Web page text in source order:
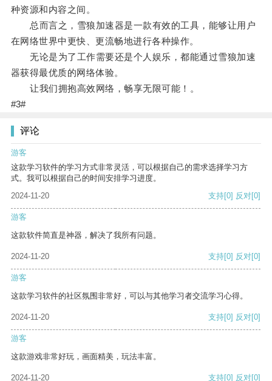
种资源和内容之间。
总而言之，雪狼加速器是一款有效的工具，能够让用户
在网络世界中更快、更流畅地进行各种操作。
无论是为了工作需要还是个人娱乐，都能通过雪狼加速
器获得最优质的网络体验。
让我们拥抱高效网络，畅享无限可能！。
#3#
评论
游客
这款学习软件的学习方式非常灵活，可以根据自己的需求选择学习方
式。我可以根据自己的时间安排学习进度。
2024-11-20
支持[0] 反对[0]
游客
这款软件简直是神器，解决了我所有问题。
2024-11-20 支持[0] 反对[0]
游客
这款学习软件的社区氛围非常好，可以与其他学习者交流学习心得。
2024-11-20 支持[0] 反对[0]
游客
这款游戏非常好玩，画面精美，玩法丰富。
2024-11-20 支持[0] 反对[0]